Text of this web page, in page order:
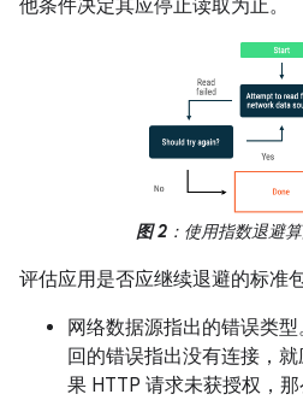
他条件决定其应停止读取为止。
图 2 ：使用指数退避
评估应用是否应继续退避的标准
网络数据源指出的错误类
回的错误指出没有连接，
果 HTTP 请求未获授权，